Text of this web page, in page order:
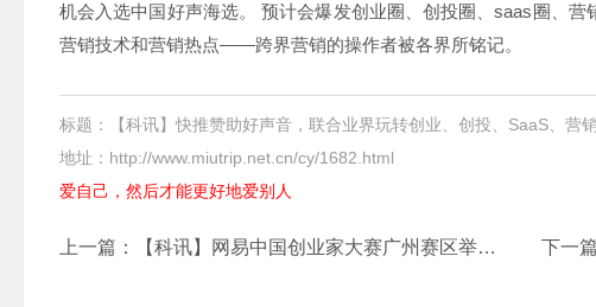
机会入选中国好声海选。 预计会爆发创业圈、创投圈、saas圈、营
营销技术和营销热点——跨界营销的操作者被各界所铭记。
标题：【科讯】快推赞助好声音，联合业界玩转创业、创投、SaaS、营
地址：http://www.miutrip.net.cn/cy/1682.html
爱自己，然后才能更好地爱别人
上一篇： 【科讯】网易中国创业家大赛广州赛区举行，红象医疗夺冠 下一篇